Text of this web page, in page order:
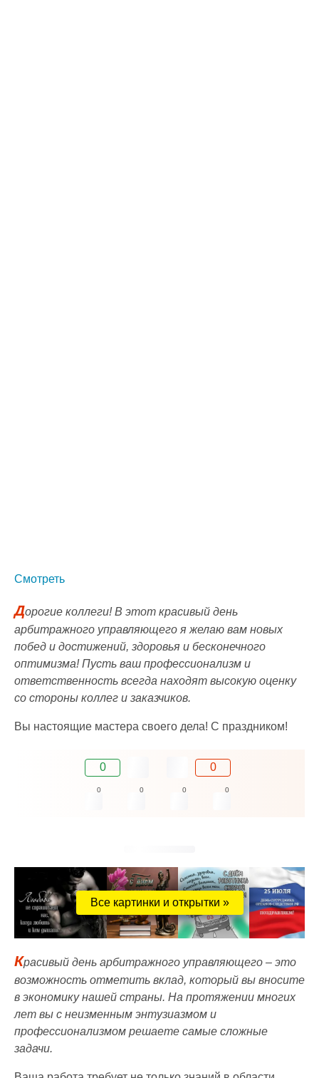
Смотреть
Дорогие коллеги! В этот красивый день
арбитражного управляющего я желаю вам новых
побед и достижений, здоровья и бесконечного
оптимизма! Пусть ваш профессионализм и
ответственность всегда находят высокую оценку
со стороны коллег и заказчиков.
Вы настоящие мастера своего дела! С праздником!
0 0
0 0 0 0
Все картинки и открытки »
Красивый день арбитражного управляющего – это
возможность отметить вклад, который вы вносите
в экономику нашей страны. На протяжении многих
лет вы с неизменным энтузиазмом и
профессионализмом решаете самые сложные
задачи.